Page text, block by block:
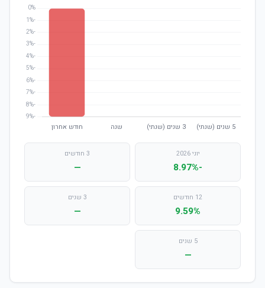
יוני 2026
-8.97%
3 חודשים
—
12 חודשים
9.59%
3 שנים
—
5 שנים
—